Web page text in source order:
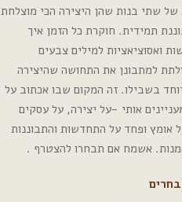
של שתי בנות שהן היצירה הכי מוצלחת
תמידית. חוקרת כל הזמן איך
ואסוציאציות למילים צבעים
למתבונן את התחושה שהיצירה
בשבילו. זה המקום שבו אכתוב על
אותי -על יצירה, על עסקים
אומץ ופחד על התחדשות והתבוננות
אשמח אם תבחרו להצטרף .